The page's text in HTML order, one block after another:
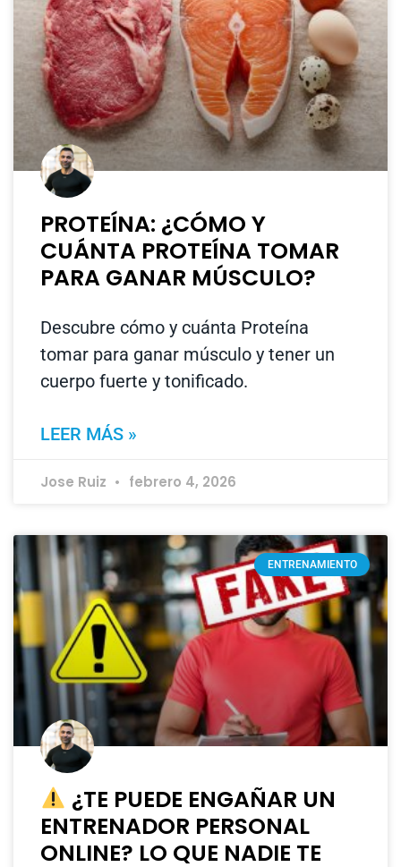
PROTEÍNA: ¿CÓMO Y
CUÁNTA PROTEÍNA TOMAR
PARA GANAR MÚSCULO?
Descubre cómo y cuánta Proteína
tomar para ganar músculo y tener un
cuerpo fuerte y tonificado.
LEER MÁS »
Jose Ruiz febrero 4, 2026
ENTRENAMIENTO
¿TE PUEDE ENGAÑAR UN
ENTRENADOR PERSONAL
ONLINE? LO QUE NADIE TE